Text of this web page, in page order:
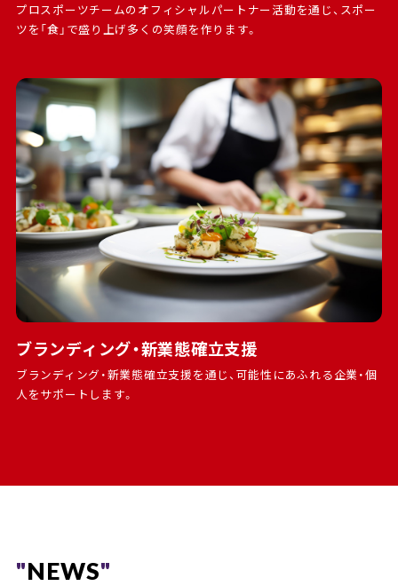
プロスポーツチームのオフィシャルパートナー活動を通じ、スポー
ツを「食」で盛り上げ多くの笑顔を作ります。
ブランディング・新業態確立支援
ブランディング・新業態確立支援を通じ、可能性にあふれる企業・個
人をサポートします。
NEWS